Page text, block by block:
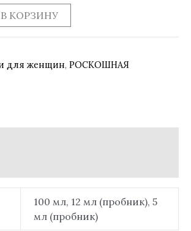
В КОРЗИНУ
для женщин, РОСКОШНАЯ
100 мл, 12 мл (пробник), 5
мл (пробник)